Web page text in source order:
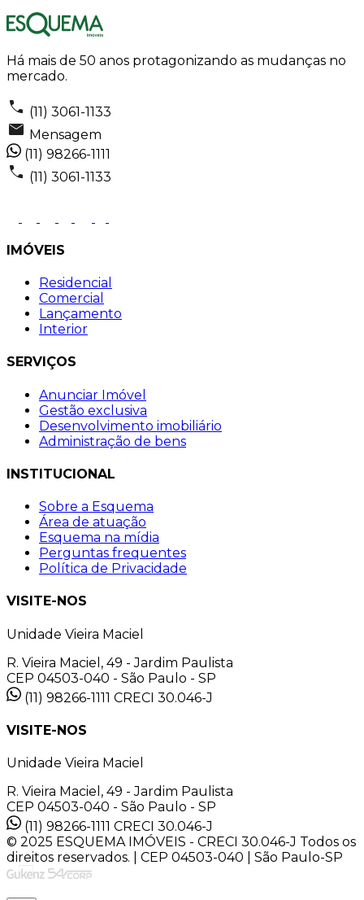
Há mais de 50 anos protagonizando as mudanças no
mercado.
(11) 3061-1133
Mensagem
(11) 98266-1111
(11) 3061-1133
IMÓVEIS
Residencial
Comercial
Lançamento
Interior
SERVIÇOS
Anunciar Imóvel
Gestão exclusiva
Desenvolvimento imobiliário
Administração de bens
INSTITUCIONAL
Sobre a Esquema
Área de atuação
Esquema na mídia
Perguntas frequentes
Política de Privacidade
VISITE-NOS
Unidade Vieira Maciel
R. Vieira Maciel, 49 - Jardim Paulista
CEP 04503-040 - São Paulo - SP
(11) 98266-1111 CRECI 30.046-J
VISITE-NOS
Unidade Vieira Maciel
R. Vieira Maciel, 49 - Jardim Paulista
CEP 04503-040 - São Paulo - SP
(11) 98266-1111 CRECI 30.046-J
© 2025 ESQUEMA IMÓVEIS - CRECI 30.046-J Todos os
direitos reservados. | CEP 04503-040 | São Paulo-SP